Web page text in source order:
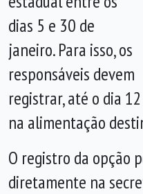
dias 5 e 30 de
janeiro. Para isso, os
responsáveis devem
registrar, até o dia
na alimentação
O registro da opção
diretamente na